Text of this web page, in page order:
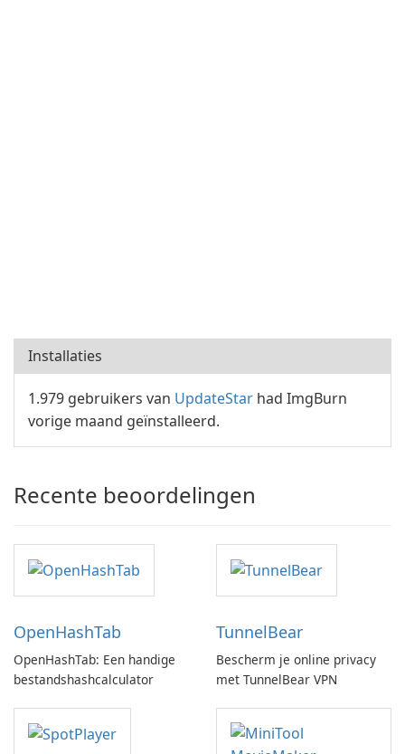
Installaties
1.979 gebruikers van UpdateStar had ImgBurn
vorige maand geïnstalleerd.
Recente beoordelingen
OpenHashTab
OpenHashTab: Een handige
bestandshashcalculator
TunnelBear
Bescherm je online privacy
met TunnelBear VPN